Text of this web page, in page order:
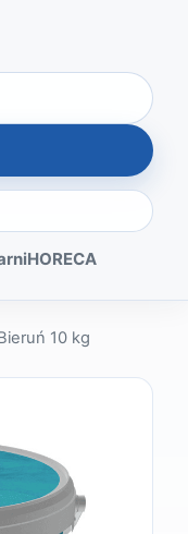
HORECA
10 kg